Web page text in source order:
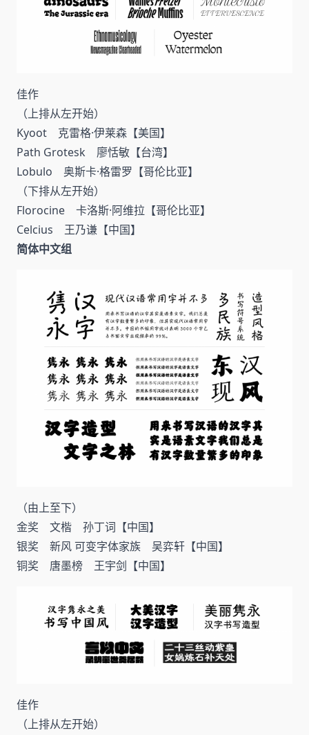
佳作
（上排从左开始）
Kyoot 克雷格·伊莱森【美国】
Path Grotesk 廖恬敏【台湾】
Lobulo 奥斯卡·格雷罗【哥伦比亚】
（下排从左开始）
Florocine 卡洛斯·阿维拉【哥伦比亚】
Celcius 王乃谦【中国】
简体中文组
（由上至下）
金奖 文楷 孙丁词【中国】
银奖 新风 可变字体家族 吴弈轩【中国】
铜奖 唐墨榜 王宇剑【中国】
佳作
（上排从左开始）